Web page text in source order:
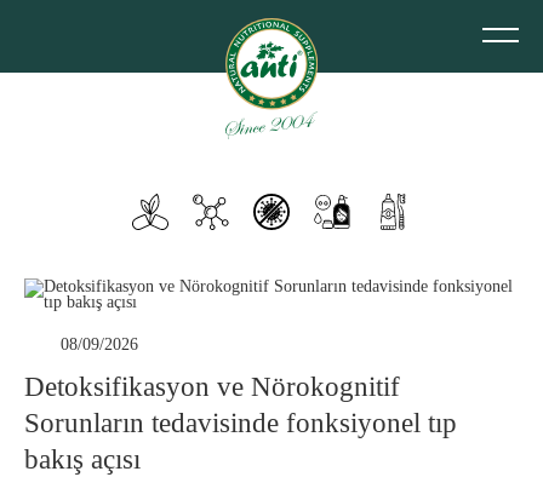
08/09/2026
Detoksifikasyon ve Nörokognitif
Sorunların tedavisinde fonksiyonel tıp
bakış açısı